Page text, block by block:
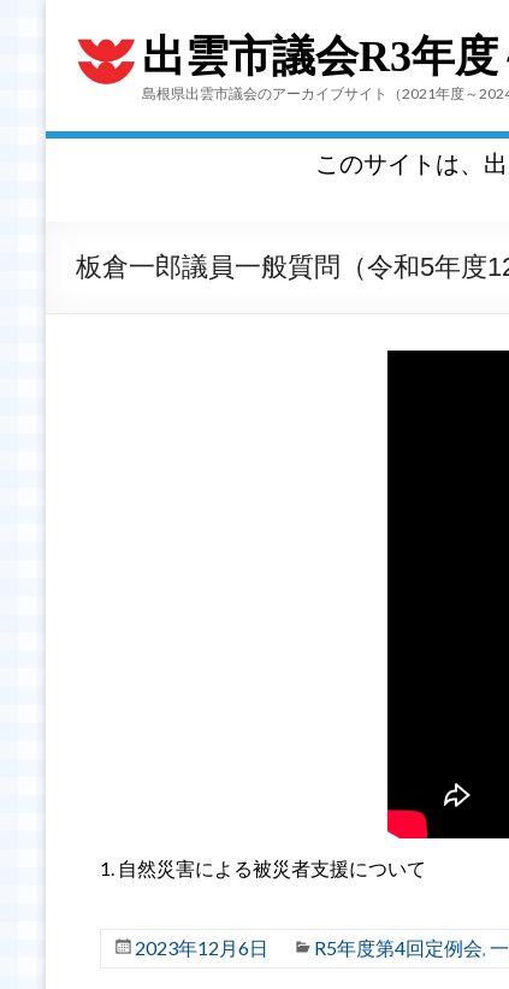
出雲市議会R3年
島根県出雲市議会のアーカイブサイト（2021年度～2024
このサイトは、
板倉一郎議員一般質問（令和5年度12
自然災害による被災者支援について
2023年12月6日 R5年度第4回定例会,